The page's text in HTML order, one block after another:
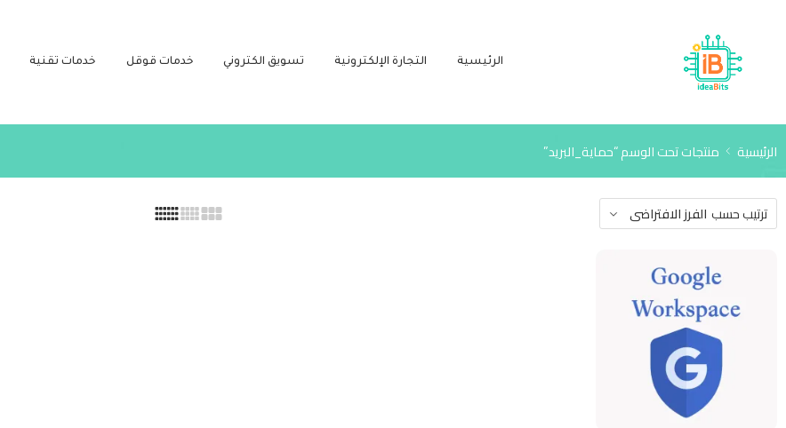
الرئيسية التجارة الإلكترونية تسويق الكتروني خدمات قوقل خدمات تقنية
الرئيسية منتجات تحت الوسم “حماية_البريد”
ترتيب حسب الفرز الافتراضى
الحماية والوصول
الذاكرة الإدارية